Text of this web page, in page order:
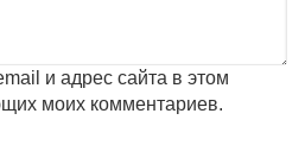
и адрес сайта в этом
моих комментариев.